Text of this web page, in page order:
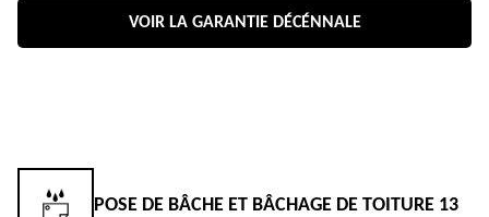
VOIR LA GARANTIE DÉCÉNNALE
POSE DE BÂCHE ET BÂCHAGE DE TOITURE 13